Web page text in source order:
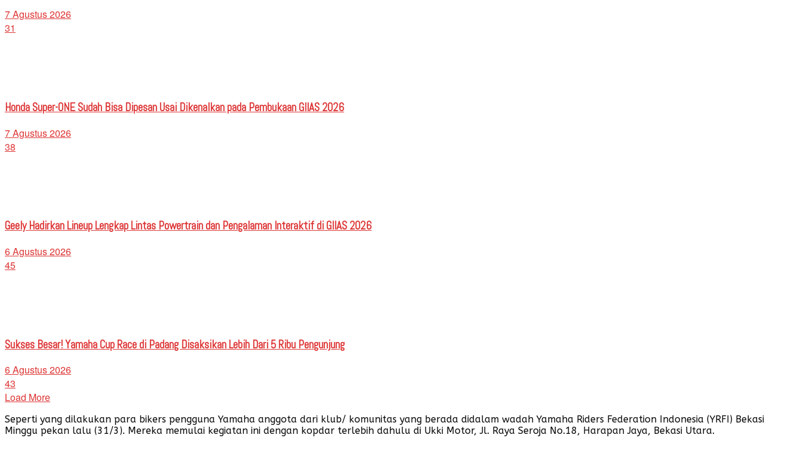
7 Agustus 2026
31
Honda Super-ONE Sudah Bisa Dipesan Usai Dikenalkan pada Pembukaan GIIAS 2026
7 Agustus 2026
38
Geely Hadirkan Lineup Lengkap Lintas Powertrain dan Pengalaman Interaktif di GIIAS 2026
6 Agustus 2026
45
Sukses Besar! Yamaha Cup Race di Padang Disaksikan Lebih Dari 5 Ribu Pengunjung
6 Agustus 2026
43
Load More
Seperti yang dilakukan para bikers pengguna Yamaha anggota dari klub/ komunitas yang berada didalam wadah Yamaha Riders Federation Indonesia (YRFI) Bekasi
Minggu pekan lalu (31/3). Mereka memulai kegiatan ini dengan kopdar terlebih dahulu di Ukki Motor, Jl. Raya Seroja No.18, Harapan Jaya, Bekasi Utara.